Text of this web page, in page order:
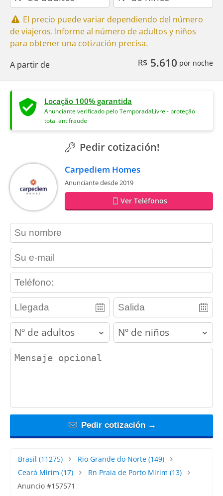
El precio puede variar dependiendo del número
de viajeros. Informe al número de adultos y niños
para obtener una cotización precisa.
A partir de
R$ 5.610 por noche
Locação 100% garantida
Anunciante verificado pelo TemporadaLivre - proteção
total antifraude
Pedir cotización!
Carpediem Homes
Anunciante desde 2019
Ver Teléfonos
contact_name
contact_email
contact_phone
adults children
contact_message
Pedir cotización →
Brasil (11275) Rio Grande do Norte(149)
Ceará Mirim (17) Rn Praia de Porto Mirim (13)
Anuncio #157571